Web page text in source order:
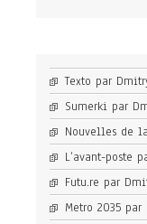
Texto par
Sumerki par
Nouvelles de
L’avant-poste
Futu.re par
Metro 2035